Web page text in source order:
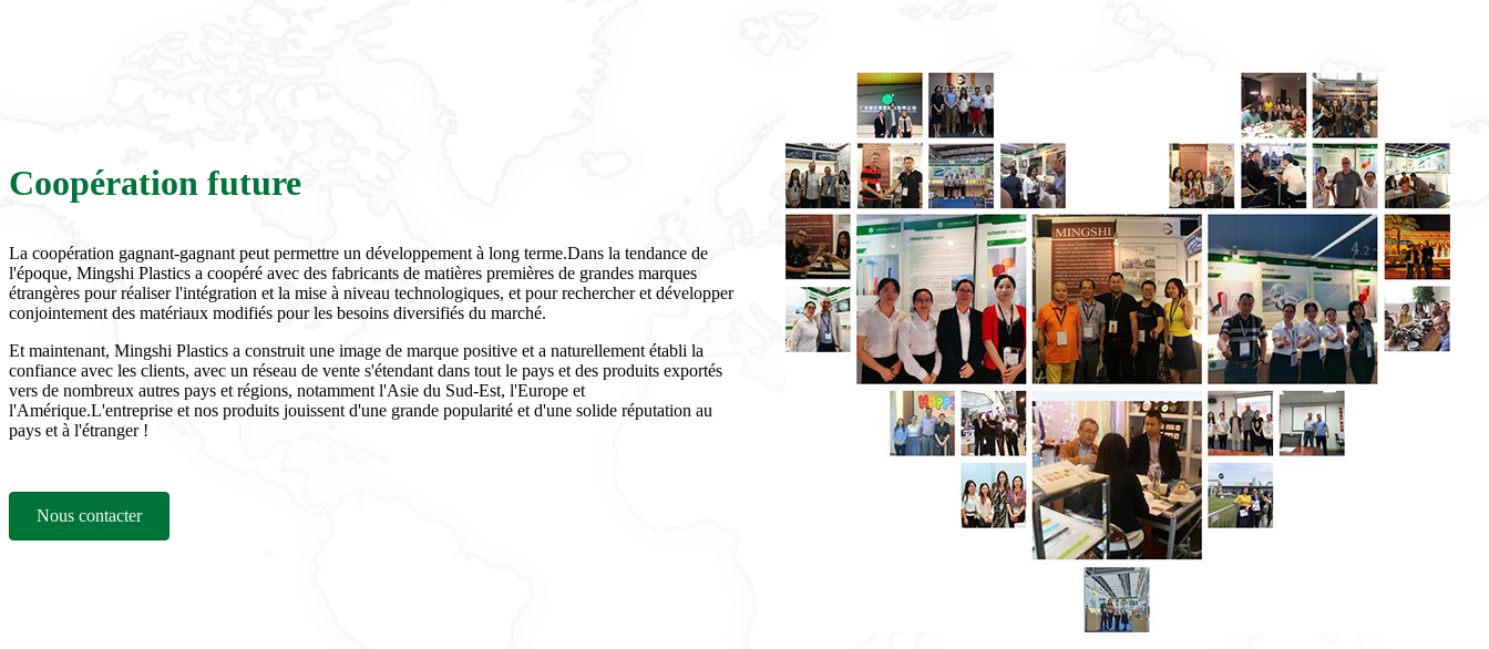
Coopération future
La coopération gagnant-gagnant peut permettre un développement à long terme.Dans la tendance de
l'époque, Mingshi Plastics a coopéré avec des fabricants de matières premières de grandes marques
étrangères pour réaliser l'intégration et la mise à niveau technologiques, et pour rechercher et développer
conjointement des matériaux modifiés pour les besoins diversifiés du marché.
Et maintenant, Mingshi Plastics a construit une image de marque positive et a naturellement établi la
confiance avec les clients, avec un réseau de vente s'étendant dans tout le pays et des produits exportés
vers de nombreux autres pays et régions, notamment l'Asie du Sud-Est, l'Europe et
l'Amérique.L'entreprise et nos produits jouissent d'une grande popularité et d'une solide réputation au
pays et à l'étranger !
Nous contacter